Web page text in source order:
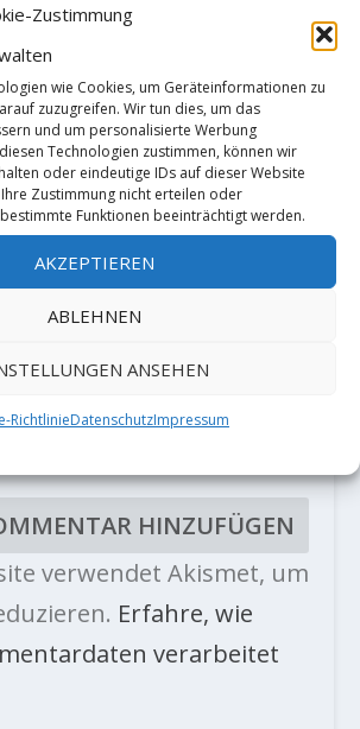
Zustimmung
wie Cookies, um Geräteinformationen zu
zuzugreifen. Wir tun dies, um das
und um personalisierte Werbung
Technologien zustimmen, können wir
oder eindeutige IDs auf dieser Website
Zustimmung nicht erteilen oder
Funktionen beeinträchtigt werden.
AKZEPTIEREN
ABLEHNEN
ANSEHEN
RichtlinieDatenschutzImpressum
EINE ANTWORT
Adresse wird nicht
Erforderliche Felder
verwendet Akismet, um
Erfahre, wie
verarbeitet